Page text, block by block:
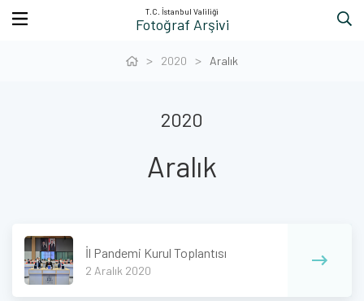
T.C. İstanbul Valiliği
Fotoğraf Arşivi
2020 Aralık
2020
Aralık
İl Pandemi Kurul Toplantısı
2 Aralık 2020